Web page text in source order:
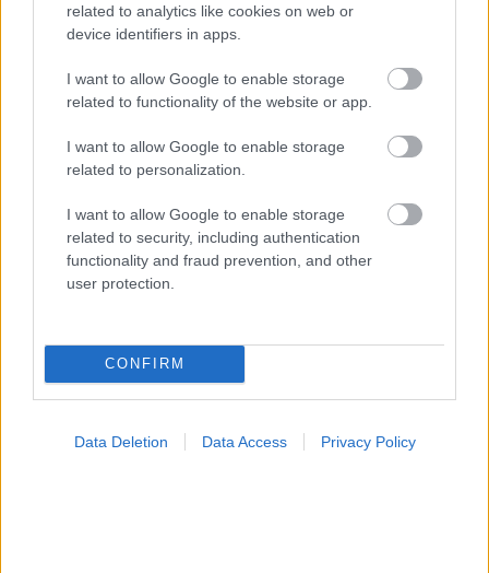
related to analytics like cookies on web or
device identifiers in apps.
I want to allow Google to enable storage
related to functionality of the website or app.
I want to allow Google to enable storage
related to personalization.
I want to allow Google to enable storage
related to security, including authentication
functionality and fraud prevention, and other
user protection.
CONFIRM
Data Deletion Data Access Privacy Policy
Οι αλλαγές στο σώμα που θεωρούνται φυσιολογικές
με το πέρασμα του χρόνου